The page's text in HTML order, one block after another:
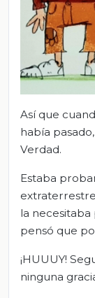
Así que
había
Verdad.
Estaba
la necesitaba
pensó que
¡HUUUY!
ninguna